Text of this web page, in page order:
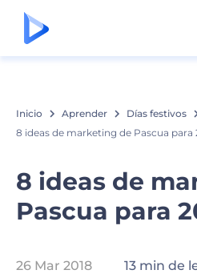
Inicio Aprender
Días festivos
8 ideas de marketing de Pascua para
8 ideas de
Pascua para
26 Mar 2018 13 min de